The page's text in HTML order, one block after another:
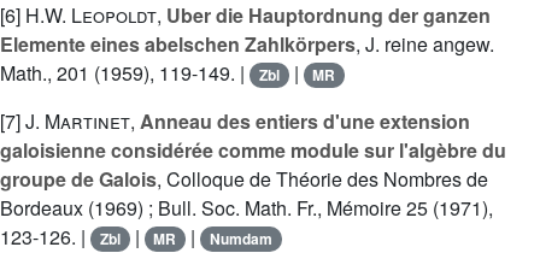
[6] H.W. Leopoldt, Uber die Hauptordnung der ganzen
Elemente eines abelschen Zahlkörpers, J. reine angew.
Math., 201 (1959), 119-149. |
Zbl | MR
[7]J. Martinet, Anneau des entiers d'une extension
galoisienne considérée comme module sur l'algèbre du
groupe de Galois, Colloque de Théorie des Nombres de
Bordeaux (1969) ; Bull. Soc. Math. Fr., Mémoire 25 (1971),
123-126. |
Zbl | MR | Numdam